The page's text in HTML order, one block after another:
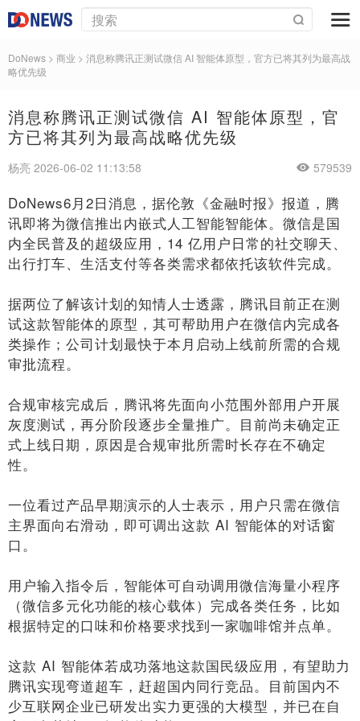
DoNews > 商业 > 消息称腾讯正测试微信 AI 智能体原型，官方已将其列为最高战
略优先级
消息称腾讯正测试微信 AI 智能体原型，官
方已将其列为最高战略优先级
杨亮 2026-06-02 11:13:58 579539
DoNews6月2日消息，据伦敦《金融时报》报道，腾
讯即将为微信推出内嵌式人工智能智能体。微信是国
内全民普及的超级应用，14 亿用户日常的社交聊天、
出行打车、生活支付等各类需求都依托该软件完成。
据两位了解该计划的知情人士透露，腾讯目前正在测
试这款智能体的原型，其可帮助用户在微信内完成各
类操作；公司计划最快于本月启动上线前所需的合规
审批流程。
合规审核完成后，腾讯将先面向小范围外部用户开展
灰度测试，再分阶段逐步全量推广。目前尚未确定正
式上线日期，原因是合规审批所需时长存在不确定
性。
一位看过产品早期演示的人士表示，用户只需在微信
主界面向右滑动，即可调出这款 AI 智能体的对话窗
口。
用户输入指令后，智能体可自动调用微信海量小程序
（微信多元化功能的核心载体）完成各类任务，比如
根据特定的口味和价格要求找到一家咖啡馆并点单。
这款 AI 智能体若成功落地这款国民级应用，有望助力
腾讯实现弯道超车，赶超国内同行竞品。目前国内不
少互联网企业已研发出实力更强的大模型，并已在自